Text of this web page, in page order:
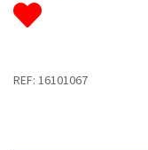
REF: 16101067